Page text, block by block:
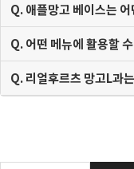
Q. 애플망고 베이스는
Q. 어떤 메뉴에 활용할
Q. 리얼후르츠 망고L과